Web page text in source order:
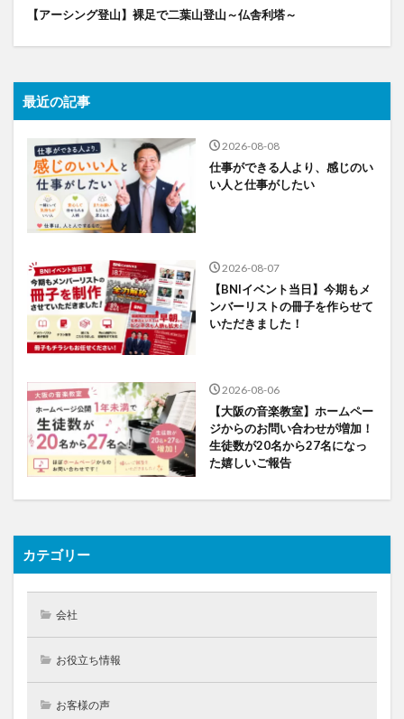
【アーシング登山】裸足で二葉山登山～仏舎利塔～
最近の記事
2026-08-08
仕事ができる人より、感じのい
い人と仕事がしたい
2026-08-07
【BNIイベント当日】今期もメ
ンバーリストの冊子を作らせて
いただきました！
2026-08-06
【大阪の音楽教室】ホームペー
ジからのお問い合わせが増加！
生徒数が20名から27名になっ
た嬉しいご報告
カテゴリー
会社
お役立ち情報
お客様の声